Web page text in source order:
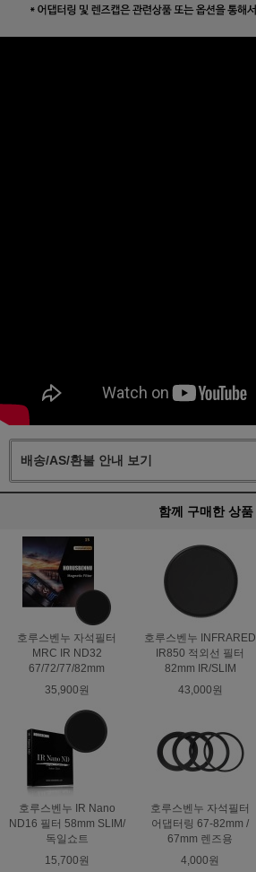
배송/AS/환불 안내 보기
함께 구매한 상품
호루스벤누 자석필터
MRC IR ND32
67/72/77/82mm
35,900원
호루스벤누 INFRARED
IR850 적외선 필터
82mm IR/SLIM
43,000원
호루스벤누 IR Nano
ND16 필터 58mm SLIM/
독일쇼트
15,700원
호루스벤누 자석필터
어댑터링 67-82mm /
67mm 렌즈용
4,000원